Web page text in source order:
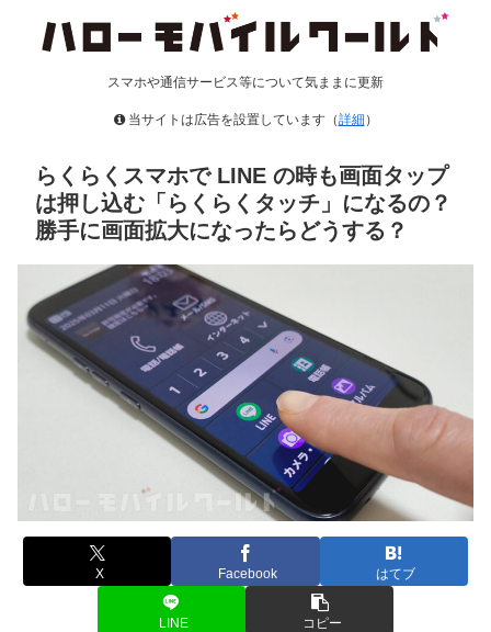
スマホや通信サービス等について気ままに更新
当サイトは広告を設置しています（詳細 ）
らくらくスマホで LINE の時も画面タップ
は押し込む「らくらくタッチ」になるの？
勝手に画面拡大になったらどうする？
X Facebook はてブ
LINE コピー